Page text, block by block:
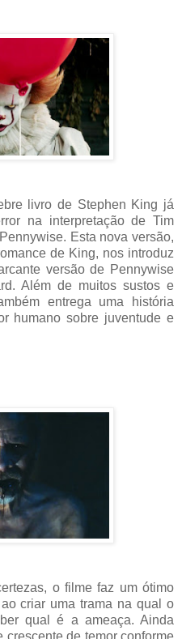
livro de Stephen King já
na interpretação de Tim
Esta nova versão,
de King, nos introduz
versão de Pennywise
Além de muitos sustos e
entrega uma história
humano sobre juventude e
o filme faz um ótimo
criar uma trama na qual o
qual é a ameaça. Ainda
de temor conforme